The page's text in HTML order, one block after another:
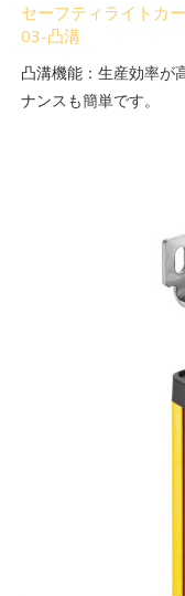
セーフティライトカ
03-凸溝
凸溝機能：生産効率が
ナンスも簡単です。